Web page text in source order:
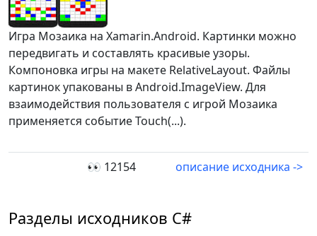
Игра Мозаика на Xamarin.Android. Картинки можно
передвигать и составлять красивые узоры.
Компоновка игры на макете RelativeLayout. Файлы
картинок упакованы в Android.ImageView. Для
взаимодействия пользователя с игрой Мозаика
применяется событие Touch(...).
👀 12154 описание исходника ->
Разделы исходников C#